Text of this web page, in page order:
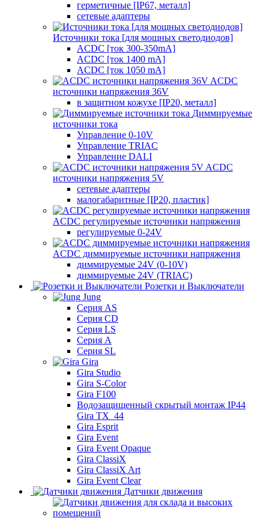
герметичные [IP67, металл]
сетевые адаптеры
Источники тока [для мощных светодиодов]
ACDC [ток 300-350mA]
ACDC [ток 1400 mA]
ACDC [ток 1050 mA]
ACDC
источники напряжения 36V
в защитном кожухе [IP20, металл]
Диммируемые
источники тока
Управление 0-10V
Управление TRIAC
Управление DALI
ACDC
источники напряжения 5V
сетевые адаптеры
малогабаритные [IP20, пластик]
ACDC регулируемые источники напряжения
регулируемые 0-24V
ACDC диммируемые источники напряжения
диммируемые 24V (0-10V)
диммируемые 24V (TRIAC)
Розетки и Выключатели
Jung
Серия AS
Серия CD
Серия LS
Серия A
Серия SL
Gira
Gira Studio
Gira S-Color
Gira F100
Водозащищенный скрытый монтаж IP44
Gira TX_44
Gira Esprit
Gira Event
Gira Event Opaque
Gira ClassiX
Gira ClassiX Art
Gira Event Clear
Датчики движения